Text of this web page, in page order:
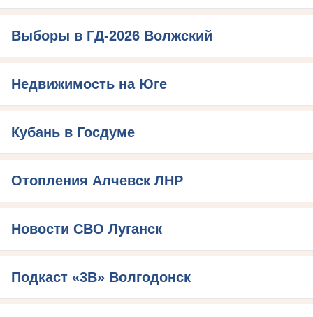
Выборы в ГД-2026 Волжский
Недвижимость на Юге
Кубань в Госдуме
Отопления Алчевск ЛНР
Новости СВО Луганск
Подкаст «3В» Волгодонск